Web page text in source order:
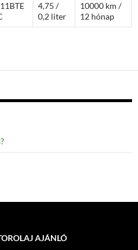
4,75 /
0,2 liter
10000 km /
12 hónap
AJÁNLÓ